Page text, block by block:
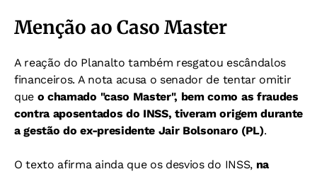
Menção ao Caso Master
A reação do Planalto também resgatou escândalos
financeiros. A nota acusa o senador de tentar omitir
que o chamado "caso Master", bem como as fraudes
contra aposentados do INSS, tiveram origem durante
a gestão do ex-presidente Jair Bolsonaro (PL).
O texto afirma ainda que os desvios do INSS, na